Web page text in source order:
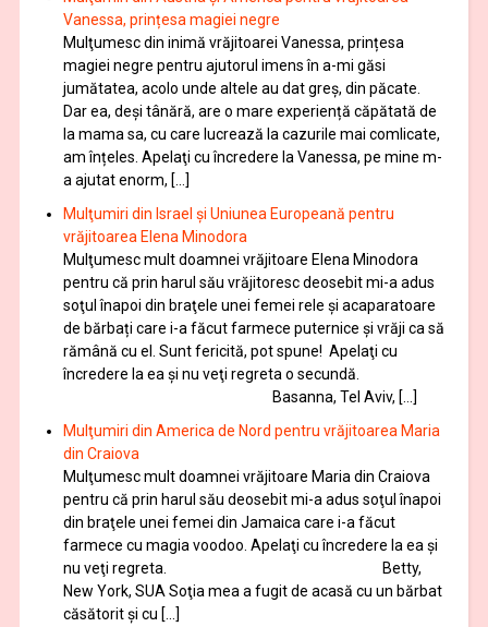
Vanessa, prințesa magiei negre
Mulţumesc din inimă vrăjitoarei Vanessa, prințesa
magiei negre pentru ajutorul imens în a-mi găsi
jumătatea, acolo unde altele au dat greș, din păcate.
Dar ea, deși tânără, are o mare experiență căpătată de
la mama sa, cu care lucrează la cazurile mai comlicate,
am înțeles. Apelaţi cu încredere la Vanessa, pe mine m-
a ajutat enorm, […]
Mulţumiri din Israel și Uniunea Europeană pentru
vrăjitoarea Elena Minodora
Mulţumesc mult doamnei vrăjitoare Elena Minodora
pentru că prin harul său vrăjitoresc deosebit mi-a adus
soţul înapoi din braţele unei femei rele și acaparatoare
de bărbați care i-a făcut farmece puternice și vrăji ca să
rămână cu el. Sunt fericită, pot spune! Apelaţi cu
încredere la ea şi nu veţi regreta o secundă.
Basanna, Tel Aviv, […]
Mulţumiri din America de Nord pentru vrăjitoarea Maria
din Craiova
Mulţumesc mult doamnei vrăjitoare Maria din Craiova
pentru că prin harul său deosebit mi-a adus soţul înapoi
din braţele unei femei din Jamaica care i-a făcut
farmece cu magia voodoo. Apelaţi cu încredere la ea şi
nu veţi regreta. Betty,
New York, SUA Soţia mea a fugit de acasă cu un bărbat
căsătorit și cu […]